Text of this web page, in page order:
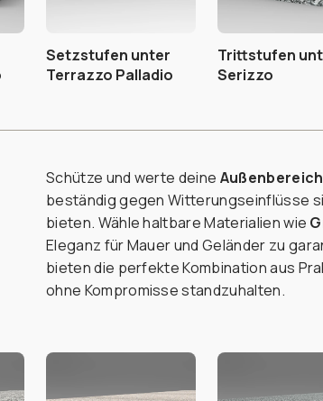
Setzstufen unter
Terrazzo Palladio
Trittstufen
Serizzo
Schütze und werte deine
beständig gegen Witterungseinflüsse
bieten. Wähle haltbare Materialien wie
Eleganz für Mauer und Geländer zu
bieten die perfekte Kombination aus
ohne Kompromisse standzuhalten.